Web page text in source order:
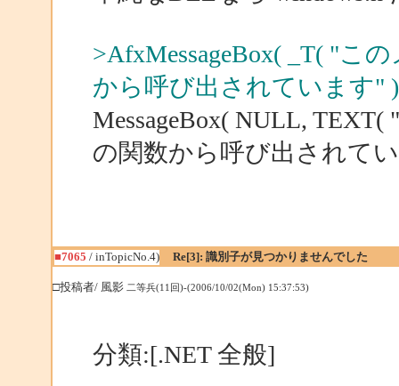
>AfxMessageBox( _T( "こ
から呼び出されています"
MessageBox( NULL,
の関数から呼び出されて
■7065 / inTopicNo.4) Re[3]: 識別子が見つかりませんでした
□投稿者/ 風影 二等兵(11回)-(2006/10/02(Mon) 15:37:53)
分類:[.NET 全般]